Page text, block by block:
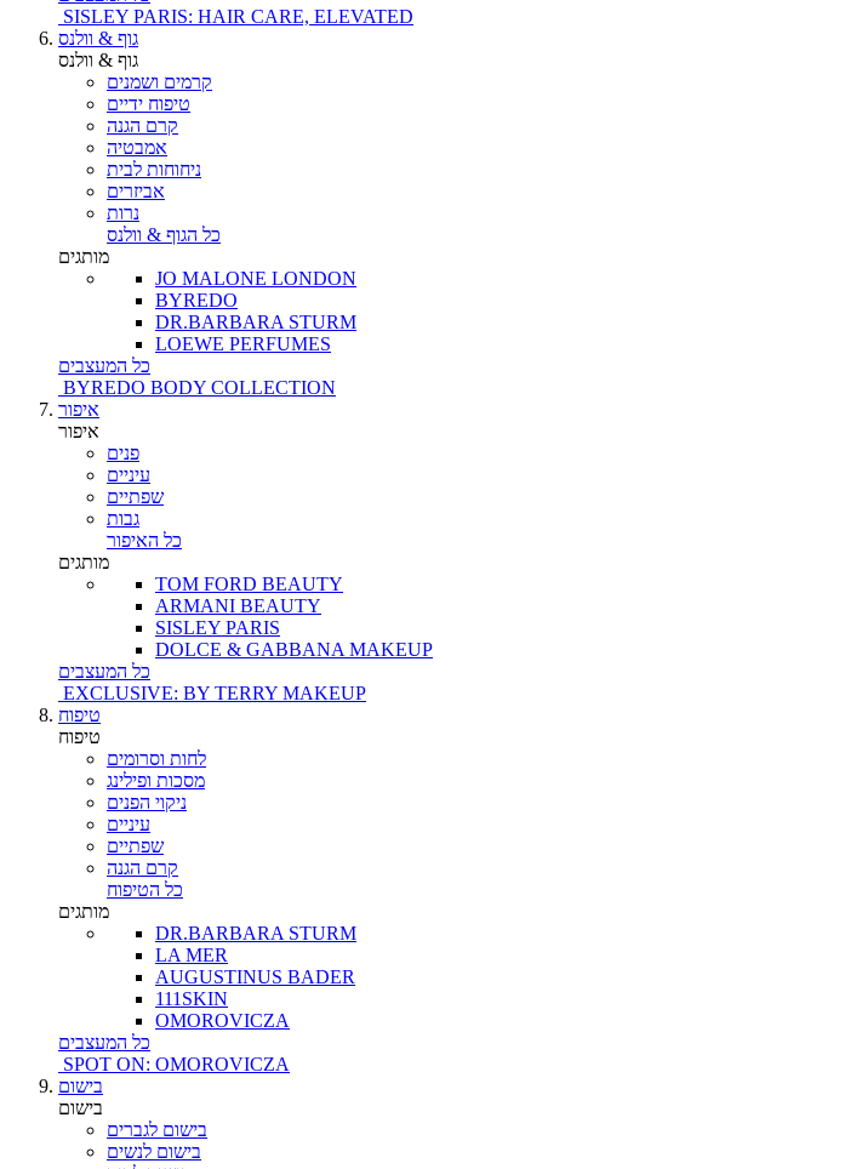
SISLEY PARIS: HAIR CARE, ELEVATED
גוף & וולנס
גוף & וולנס
קרמים ושמנים
טיפוח ידיים
קרם הגנה
אמבטיה
ניחוחות לבית
אביזרים
נרות
כל הגוף & וולנס
מותגים
JO MALONE LONDON
BYREDO
DR.BARBARA STURM
LOEWE PERFUMES
כל המעצבים
BYREDO BODY COLLECTION
איפור
איפור
פנים
עיניים
שפתיים
גבות
כל האיפור
מותגים
TOM FORD BEAUTY
ARMANI BEAUTY
SISLEY PARIS
DOLCE & GABBANA MAKEUP
כל המעצבים
EXCLUSIVE: BY TERRY MAKEUP
טיפוח
טיפוח
לחות וסרומים
מסכות ופילינג
ניקוי הפנים
עיניים
שפתיים
קרם הגנה
כל הטיפוח
מותגים
DR.BARBARA STURM
LA MER
AUGUSTINUS BADER
111SKIN
OMOROVICZA
כל המעצבים
SPOT ON: OMOROVICZA
בישום
בישום
בישום לגברים
בישום לנשים